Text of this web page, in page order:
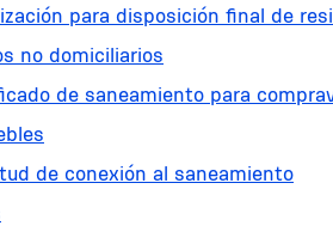
para disposición final de
no domiciliarios
de saneamiento para
de conexión al saneamiento